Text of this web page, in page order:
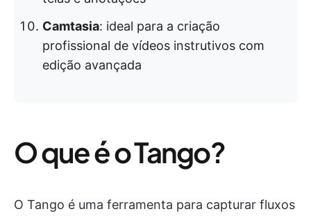
Camtasia: ideal para a criação
profissional de vídeos instrutivos com
edição avançada
O que é o Tango?
O Tango é uma ferramenta para capturar fluxos